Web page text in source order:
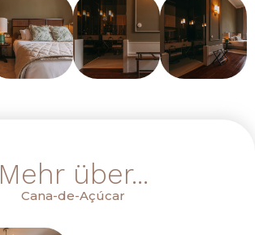
Mehr über...
Cana-de-Açúcar